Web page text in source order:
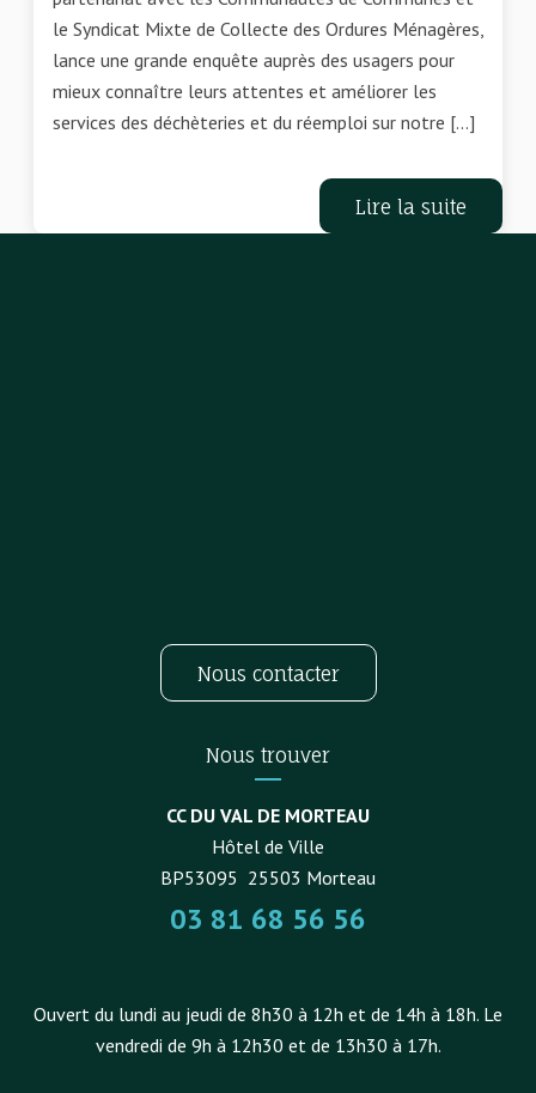
le Syndicat Mixte de Collecte des Ordures Ménagères,
lance une grande enquête auprès des usagers pour
mieux connaître leurs attentes et améliorer les
services des déchèteries et du réemploi sur notre […]
Lire la suite
Nous contacter
Nous trouver
CC DU VAL DE MORTEAU
Hôtel de Ville
BP53095 25503 Morteau
03 81 68 56 56
Ouvert du lundi au jeudi de 8h30 à 12h et de 14h à 18h. Le
vendredi de 9h à 12h30 et de 13h30 à 17h.